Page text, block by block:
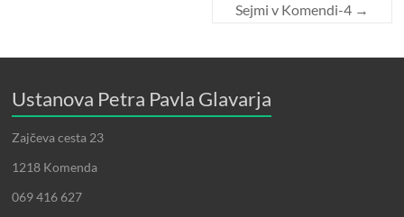
Sejmi v Komendi-4 →
Ustanova Petra Pavla Glavarja
Zajčeva cesta 23
1218 Komenda
069 416 627